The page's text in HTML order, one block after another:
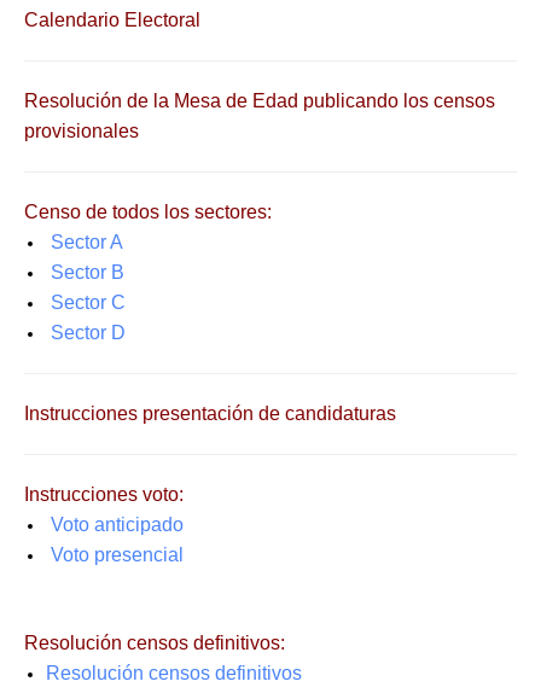
Calendario Electoral
Resolución de la Mesa de Edad publicando los censos
provisionales
Censo de todos los sectores:
Sector A
Sector B
Sector C
Sector D
Instrucciones presentación de candidaturas
Instrucciones voto:
Voto anticipado
Voto presencial
Resolución censos definitivos:
Resolución censos definitivos